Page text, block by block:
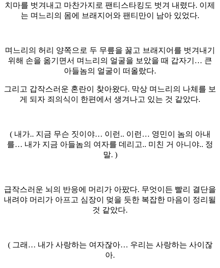
치마를 벗겨내고 마찬가지로 팬티스타킹도 벗겨 내렸다. 이제
는 며느리의 몸에 브래지어와 팬티만이 남아 있었다.
며느리의 허리 양쪽으로 두 무릎을 꿇고 브래지어를 벗겨내기
위해 손을 옮기면서 며느리의 얼굴을 보았을 때 갑자기… 큰
아들놈의 얼굴이 떠올랐다.
그리고 갑작스러운 혼란이 찾아왔다. 막상 며느리의 나체를 보
게 되자 죄의식이 한편에서 생겨나고 있는 것 같았다.
( 내가.. 지금 무슨 짓이야… 이런.. 이런… 영민이 놈의 아내
를… 내가 지금 아들놈의 여자를 데리고.. 미친 거 아니야.. 정
말. )
급작스러운 뇌의 반응에 머리가 아팠다. 무엇이든 빨리 결단을
내려야 머리가 아프고 심장이 멎을 듯한 복잡한 마음이 정리될
것 같았다.
( 그래… 내가 사랑하는 여자잖아… 우리는 사랑하는 사이잖
아.